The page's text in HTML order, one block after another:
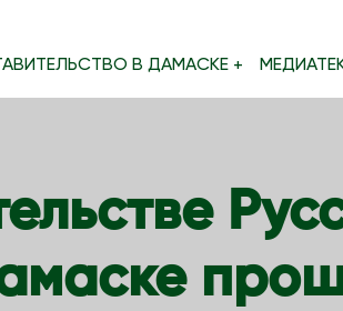
В ДАМАСКЕ